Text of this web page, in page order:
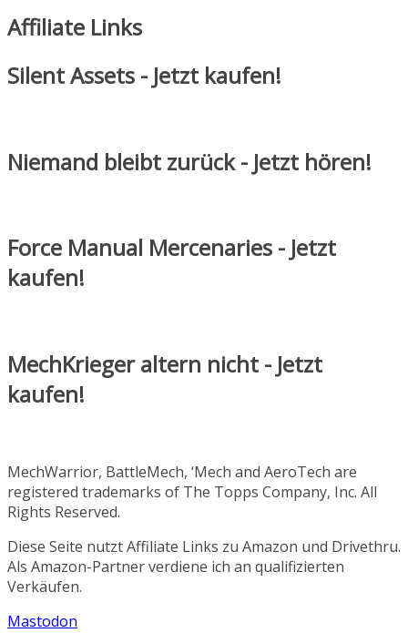
Affiliate Links
Silent Assets - Jetzt kaufen!
Niemand bleibt zurück - Jetzt hören!
Force Manual Mercenaries - Jetzt
kaufen!
MechKrieger altern nicht - Jetzt
kaufen!
MechWarrior, BattleMech, ‘Mech and AeroTech are
registered trademarks of The Topps Company, Inc. All
Rights Reserved.
Diese Seite nutzt Affiliate Links zu Amazon und Drivethru.
Als Amazon-Partner verdiene ich an qualifizierten
Verkäufen.
Mastodon